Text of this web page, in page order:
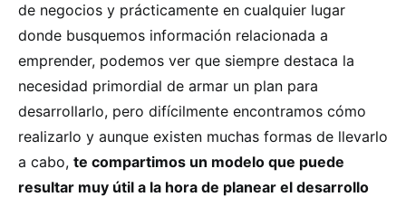
de negocios y prácticamente en cualquier lugar
donde busquemos información relacionada a
emprender, podemos ver que siempre destaca la
necesidad primordial de armar un plan para
desarrollarlo, pero difícilmente encontramos cómo
realizarlo y aunque existen muchas formas de llevarlo
a cabo, te compartimos un modelo que puede
resultar muy útil a la hora de planear el desarrollo